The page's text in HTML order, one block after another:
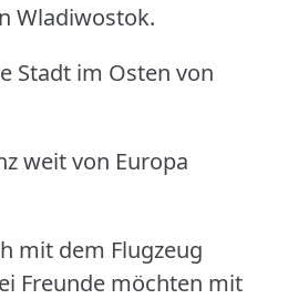
Wladiwostok.
Stadt im Osten von
weit von Europa
mit dem Flugzeug
Freunde möchten mit